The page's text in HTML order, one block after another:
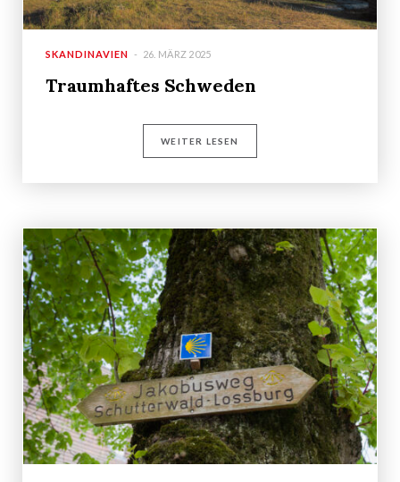
SKANDINAVIEN 26. MÄRZ 2025
Traumhaftes Schweden
WEITER LESEN